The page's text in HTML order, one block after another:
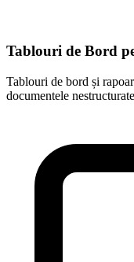
Tablouri de Bord
Tablouri de bord și
documentele